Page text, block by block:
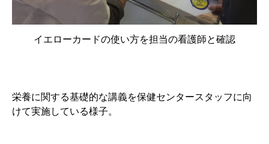
イエローカードの使い方を担当の看護師と確認
栄養に関する基礎的な講義を保健センタースタッフに向
けて実施している様子。